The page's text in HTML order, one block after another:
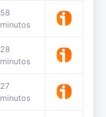
58
minutos
28
minutos
27
minutos